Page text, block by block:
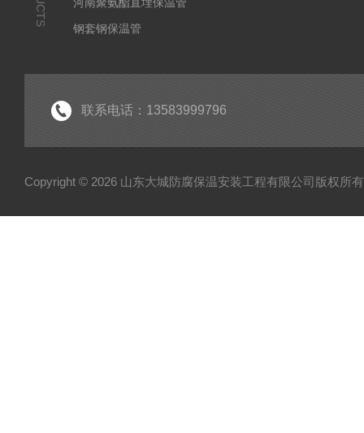
钢套钢保温管
安徽聚氨酯直埋保温管
联系电话：13583999796
Copyright © 2026 山东大城防腐保温安装工程有限公司版权所